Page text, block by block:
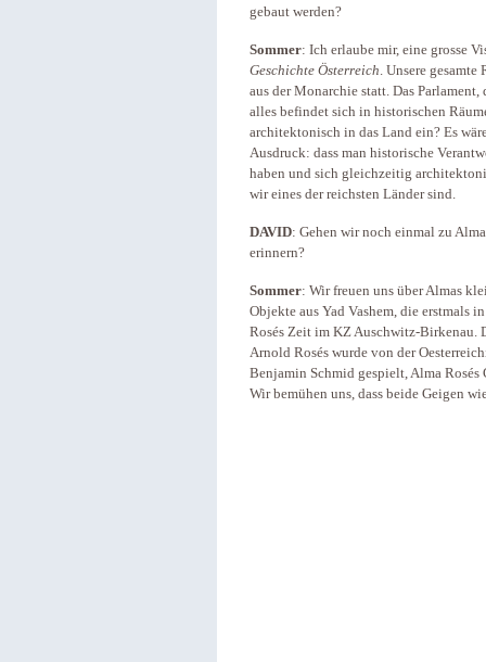
gebaut werden?
Sommer: Ich erlaube mir, eine grosse
Geschichte Österreich. Unsere
aus der Monarchie statt. Das
alles befindet sich in historischen
architektonisch in das Land ein? Es
Ausdruck: dass man historische
haben und sich gleichzeitig
wir eines der reichsten Länder sind.
DAVID: Gehen wir noch einmal zu
erinnern?
Sommer: Wir freuen uns über Almas
Objekte aus Yad Vashem, die erstmals
Rosés Zeit im KZ Auschwitz-Birkenau.
Arnold Rosés wurde von der
Benjamin Schmid gespielt, Alma
Wir bemühen uns, dass beide Geigen